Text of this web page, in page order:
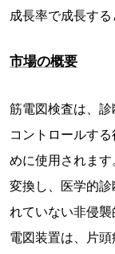
成長率で成長する
市場の概要
筋電図検査は、
コントロールす
めに使用されま
変換し、医学的
れていない非侵
電図装置は、片